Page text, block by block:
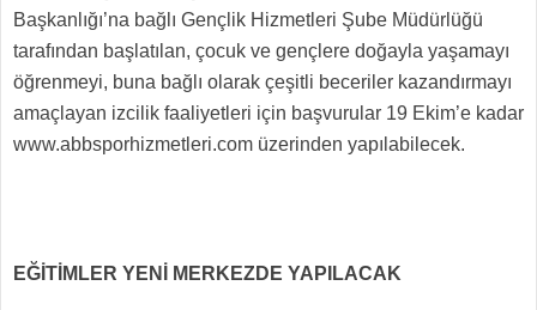
Başkanlığı’na bağlı Gençlik Hizmetleri Şube Müdürlüğü
tarafından başlatılan, çocuk ve gençlere doğayla yaşamayı
öğrenmeyi, buna bağlı olarak çeşitli beceriler kazandırmayı
amaçlayan izcilik faaliyetleri için başvurular 19 Ekim’e kadar
www.abbsporhizmetleri.com üzerinden yapılabilecek.
EĞİTİMLER YENİ MERKEZDE YAPILACAK